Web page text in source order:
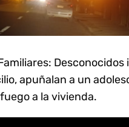
Desconocidos
apuñalan a un
a la vivienda.